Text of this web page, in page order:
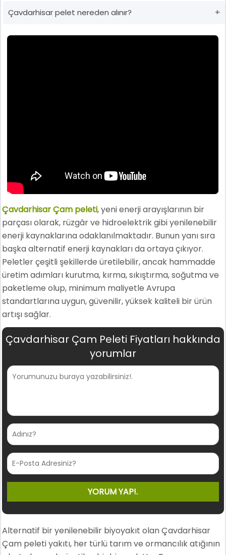
Çavdarhisar pelet nereden alınır?
Çavdarhisar Çam peleti, yeni enerji arayışlarının bir
parçası olarak, rüzgâr ve hidroelektrik gibi yenilenebilir
enerji kaynaklarına odaklanılmaktadır. Bunun yanı sıra
başka alternatif enerji kaynakları da ortaya çıkıyor.
Peletler çeşitli şekillerde üretilebilir, ancak hammadde
üretim adımları kurutma, kırma, sıkıştırma, soğutma ve
paketleme olup, minimum maliyetle Avrupa
standartlarına uygun, güvenilir, yüksek kaliteli bir ürün
artışı sağlar.
Çavdarhisar Çam Peleti Fiyatları hakkında
yorumlar
Alternatif bir yenilenebilir biyoyakıt olan Çavdarhisar
Çam peleti yakıtı, her türlü tarım ve ormancılık atığının